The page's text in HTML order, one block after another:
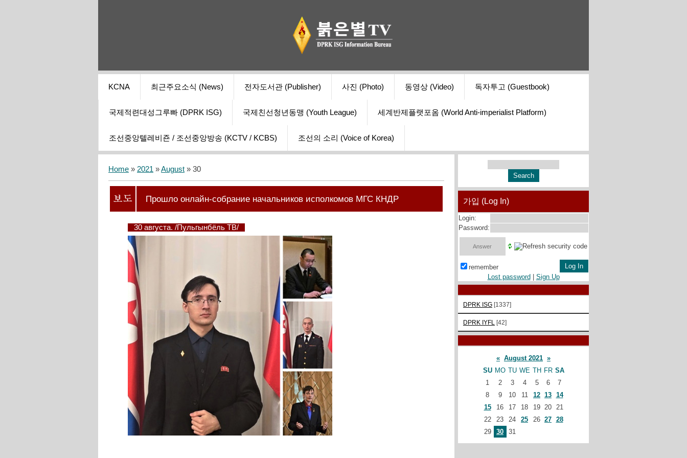
KCNA 최근주요소식 (News) 전자도서관 (Publisher) 사진 (Photo) 동영상 (Video) 독자투고 (Guestbook)
국제적련대성그루빠 (DPRK ISG) 국제친선청년동맹 (Youth League) 세계반제플랫포옴 (World Anti-imperialist Platform)
조선중앙텔레비죤 / 조선중앙방송 (KCTV / KCBS) 조선의 소리 (Voice of Korea)
Home » 2021 »August » 30
Прошло онлайн-собрание начальников исполкомов МГС КНДР
30 августа. /Пульгынбёль ТВ/
가입 (Log In)
Login:
Password:
remember
Lost password
Sign Up
DPRK ISG [1337]
DPRK IYFL [42]
« August 2021 »
SU MO TU WE TH FR SA
1
2 3 4 5 6
7
8
9 10 11 12 13 14
15
16 17 18 19 20 21
22
23 24 25 26 27 28
29
30 31